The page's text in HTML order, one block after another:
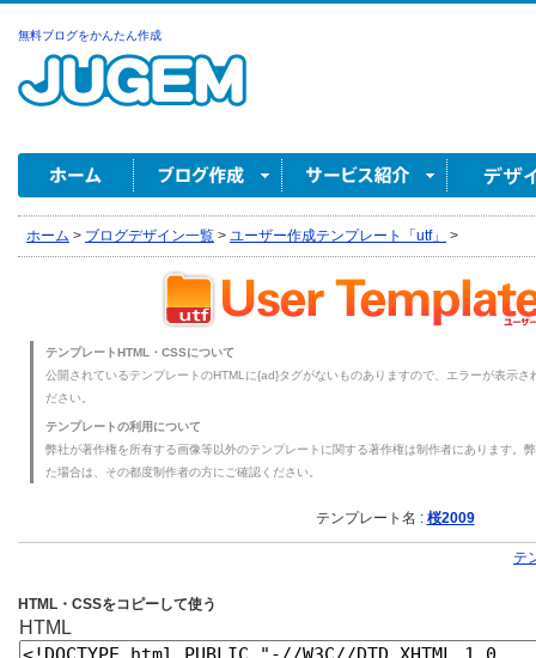
無料ブログをかんたん作成
ホーム > ブログデザイン一覧 > ユーザー作成テンプレート「utf」 >
テンプレートHTML・CSSについて
公開されているテンプレートのHTMLに{ad}タグがないものありますので、エラーが表示
ださい。
テンプレートの利用について
弊社が著作権を所有する画像等以外のテンプレートに関する著作権は制作者にあります。
た場合は、その都度制作者の方にご確認ください。
テンプレート名 : 桜2009
テ
HTML・CSSをコピーして使う
HTML